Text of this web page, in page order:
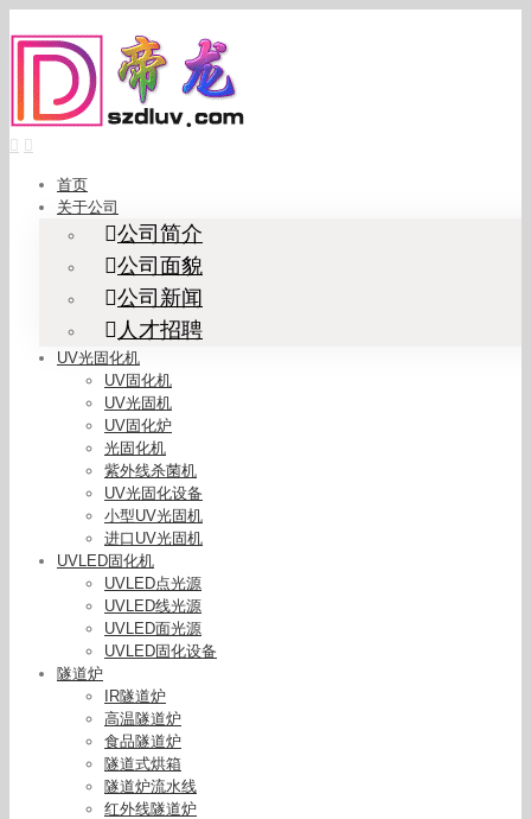
to
content
首页
关于公司
公司简介
公司面貌
公司新闻
人才招聘
UV光固化机
UV固化机
UV光固机
UV固化炉
光固化机
紫外线杀菌机
UV光固化设备
小型UV光固机
进口UV光固机
UVLED固化机
UVLED点光源
UVLED线光源
UVLED面光源
UVLED固化设备
隧道炉
IR隧道炉
高温隧道炉
食品隧道炉
隧道式烘箱
隧道炉流水线
红外线隧道炉